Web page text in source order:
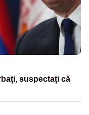
suspectați că